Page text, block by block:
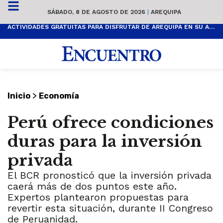
SÁBADO, 8 DE AGOSTO DE 2026 | AREQUIPA
ACTIVIDADES GRATUITAS PARA DISFRUTAR DE AREQUIPA EN SU ANIVERSARIO
Inicio > Economía
Perú ofrece condiciones
duras para la inversión
privada
El BCR pronosticó que la inversión privada
caerá más de dos puntos este año.
Expertos plantearon propuestas para
revertir esta situación, durante II Congreso
de Peruanidad.